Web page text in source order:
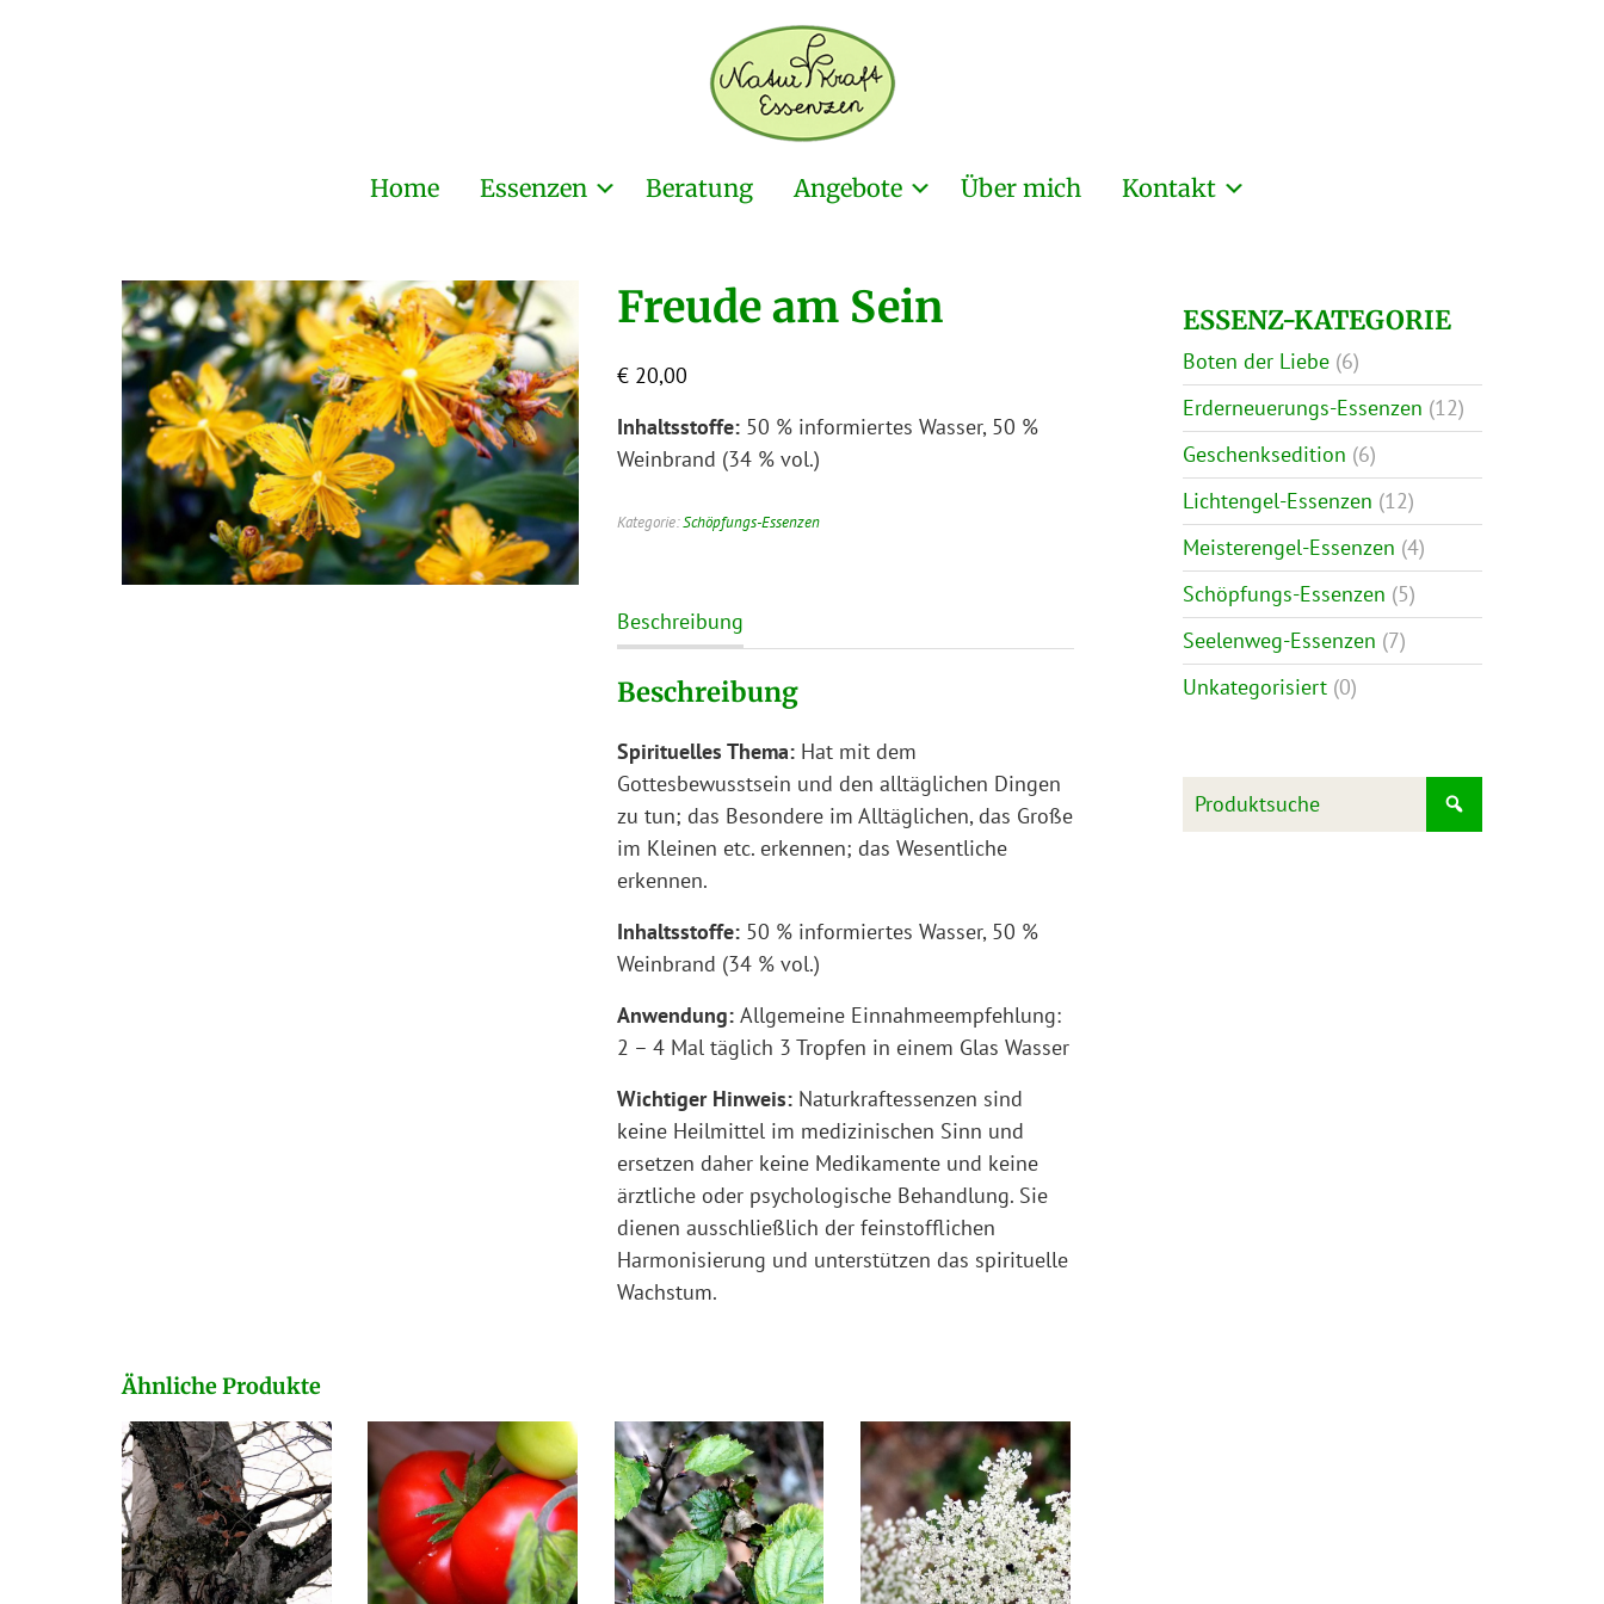
Home Essenzen Beratung Angebote Über mich Kontakt
Freude am Sein
€20,00
Inhaltsstoffe:50 % informiertes Wasser, 50 %
Weinbrand (34 % vol.)
Kategorie:Schöpfungs-Essenzen
Beschreibung
Beschreibung
Spirituelles Thema:Hat mit dem
Gottesbewusstsein und den alltäglichen Dingen
zu tun; das Besondere im Alltäglichen, das Große
im Kleinen etc. erkennen; das Wesentliche
erkennen.
Inhaltsstoffe:50 % informiertes Wasser, 50 %
Weinbrand (34 % vol.)
Anwendung: Allgemeine Einnahmeempfehlung:
2 – 4 Mal täglich 3 Tropfen in einem Glas Wasser
Wichtiger Hinweis: Naturkraftessenzen sind
keine Heilmittel im medizinischen Sinn und
ersetzen daher keine Medikamente und keine
ärztliche oder psychologische Behandlung. Sie
dienen ausschließlich der feinstofflichen
Harmonisierung und unterstützen das spirituelle
Wachstum.
Ähnliche Produkte
ESSENZ-KATEGORIE
Boten der Liebe (6)
Erderneuerungs-Essenzen (12)
Geschenksedition (6)
Lichtengel-Essenzen (12)
Meisterengel-Essenzen (4)
Schöpfungs-Essenzen (5)
Seelenweg-Essenzen (7)
Unkategorisiert (0)